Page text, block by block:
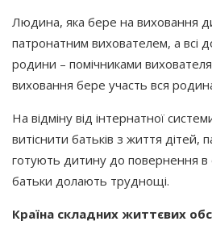
Людина, яка бере на виховання
патронатним вихователем, а всі
родини – помічниками
виховання бере участь вся
На відміну від інтернатної
витіснити батьків з життя дітей,
готують дитину до повернення в
батьки долають труднощі.
Країна складних життєвих